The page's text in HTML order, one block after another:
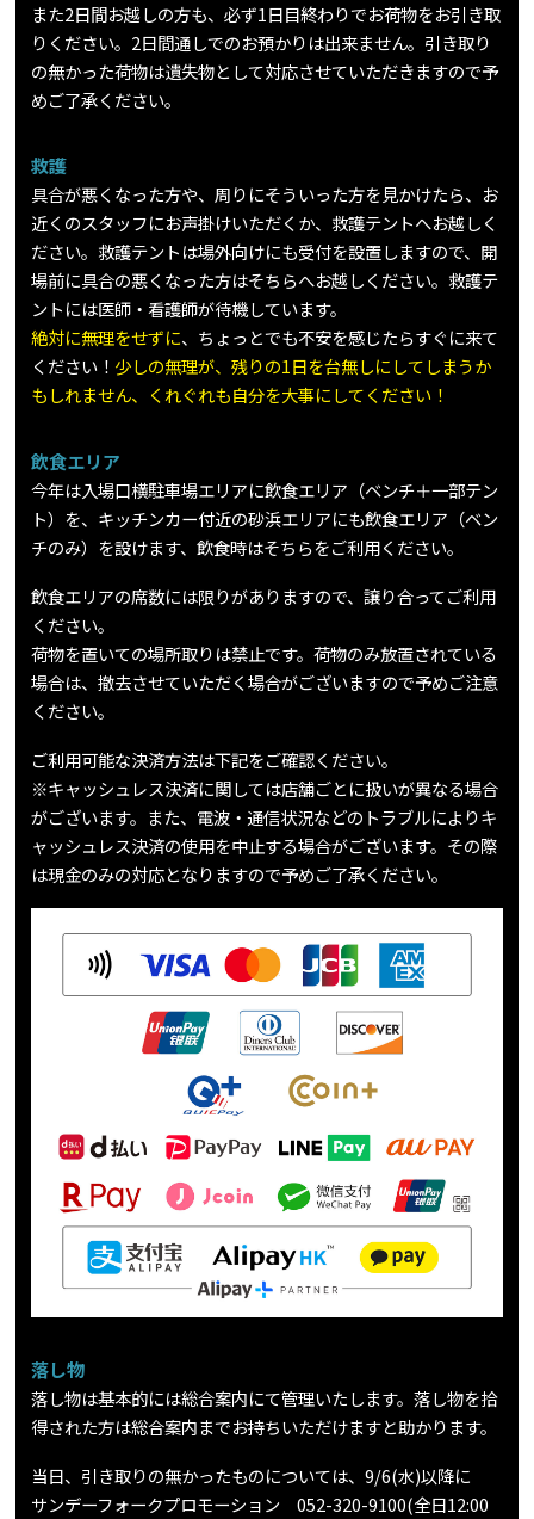
また2日間お越しの方も、必ず1日目終わりでお荷物をお引き取
りください。2日間通しでのお預かりは出来ません。引き取り
の無かった荷物は遺失物として対応させていただきますので予
めご了承ください。
救護
具合が悪くなった方や、周りにそういった方を見かけたら、お
近くのスタッフにお声掛けいただくか、救護テントへお越しく
ださい。救護テントは場外向けにも受付を設置しますので、開
場前に具合の悪くなった方はそちらへお越しください。救護テ
ントには医師・看護師が待機しています。
絶対に無理をせずに、ちょっとでも不安を感じたらすぐに来て
ください！ 少しの無理が、残りの1日を台無しにしてしまうか
もしれません、くれぐれも自分を大事にしてください！
飲食エリア
今年は入場口横駐車場エリアに飲食エリア（ベンチ＋一部テン
ト）を、キッチンカー付近の砂浜エリアにも飲食エリア（ベン
チのみ）を設けます、飲食時はそちらをご利用ください。
飲食エリアの席数には限りがありますので、譲り合ってご利用
ください。
荷物を置いての場所取りは禁止です。荷物のみ放置されている
場合は、撤去させていただく場合がございますので予めご注意
ください。
ご利用可能な決済方法は下記をご確認ください。
※キャッシュレス決済に関しては店舗ごとに扱いが異なる場合
がございます。また、電波・通信状況などのトラブルによりキ
ャッシュレス決済の使用を中止する場合がございます。その際
は現金のみの対応となりますので予めご了承ください。
落し物
落し物は基本的には総合案内にて管理いたします。落し物を拾
得された方は総合案内までお持ちいただけますと助かります。
当日、引き取りの無かったものについては、9/6(水)以降に
サンデーフォークプロモーション 052-320-9100(全日12:00